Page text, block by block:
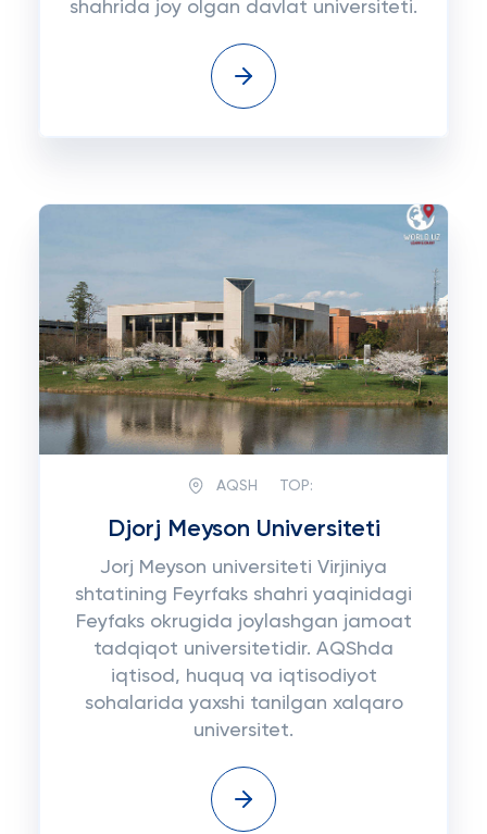
shahrida joy olgan davlat universiteti.
AQSH TOP:
Djorj Meyson Universiteti
Jorj Meyson universiteti Virjiniya
shtatining Feyrfaks shahri yaqinidagi
Feyfaks okrugida joylashgan jamoat
tadqiqot universitetidir. AQShda
iqtisod, huquq va iqtisodiyot
sohalarida yaxshi tanilgan xalqaro
universitet.